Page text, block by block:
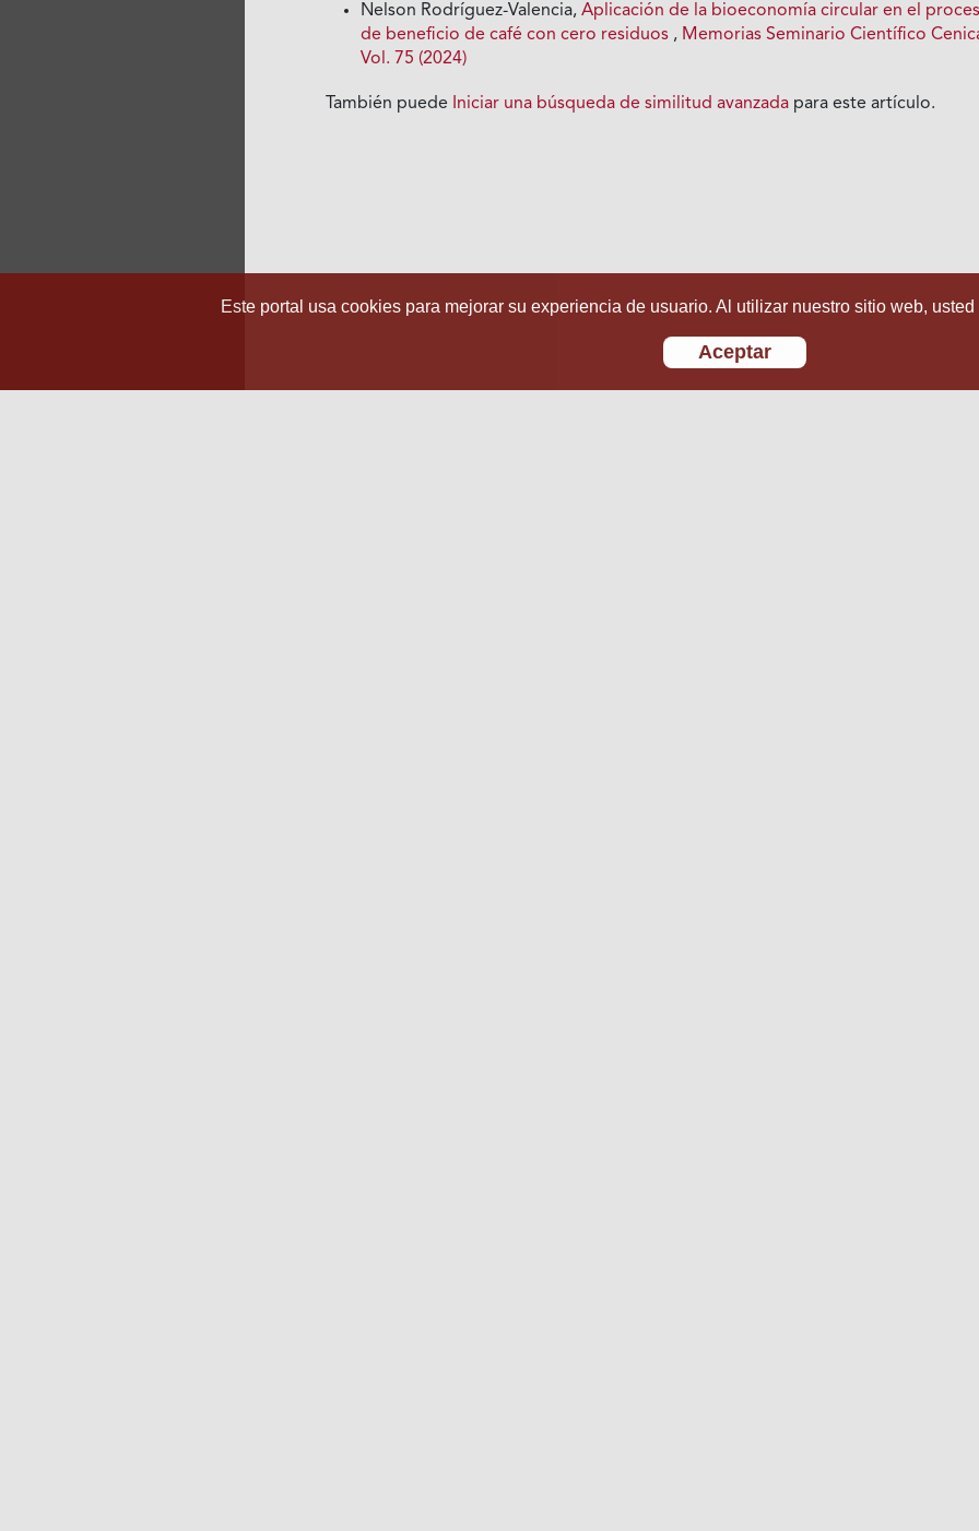
Nelson Rodríguez-Valencia,Aplicación de la bioeconomía circular en el
de beneficio de café con cero residuos , Memorias Seminario Científico
Vol. 75 (2024)
También puede Iniciar una búsqueda de similitud avanzada para este artículo.
Este portal usa cookies para mejorar su experiencia de usuario. Al utilizar nuestro sitio web,
Aceptar